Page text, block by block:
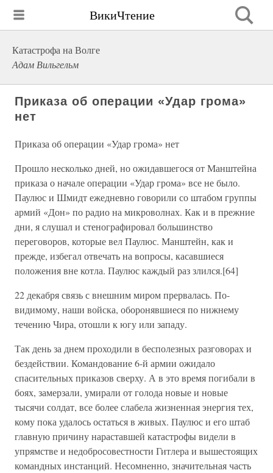
ВикиЧтение
Катастрофа на Волге
Адам Вильгельм
Приказа об операции «Удар грома»
нет
Приказа об операции «Удар грома» нет
Прошло несколько дней, но ожидавшегося от Манштейна
приказа о начале операции «Удар грома» все не было.
Паулюс и Шмидт ежедневно говорили со штабом группы
армий «Дон» по радио на микроволнах. Как и в прежние
дни, я слушал и стенографировал большинство
переговоров, которые вел Паулюс. Манштейн, как и
прежде, избегал отвечать на вопросы, касавшиеся
положения вне котла. Паулюс каждый раз злился.[64]
22 декабря связь с внешним миром прервалась. По-
видимому, наши войска, оборонявшиеся по нижнему
течению Чира, отошли к югу или западу.
Так день за днем проходили в бесполезных разговорах и
бездействии. Командование 6-й армии ожидало
спасительных приказов сверху. А в это время погибали в
боях, замерзали, умирали от голода новые и новые
тысячи солдат, все более слабела жизненная энергия тех,
кому пока удалось остаться в живых. Паулюс и его штаб
главную причину нараставшей катастрофы видели в
упрямстве и недобросовестности Гитлера и вышестоящих
командных инстанций. Несомненно, значительная часть